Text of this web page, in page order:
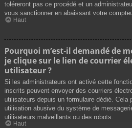
toléreront pas ce procédé et un
vous sanctionner en abaissant votre
Haut
Pourquoi m’est-il demandé de
je clique sur le lien de courrier
utilisateur ?
Si les administrateurs ont activé cette
inscrits peuvent envoyer des courriers
utilisateurs depuis un formulaire dédié. Cela
utilisation abusive du système de
utilisateurs malveillants ou des robots.
Haut